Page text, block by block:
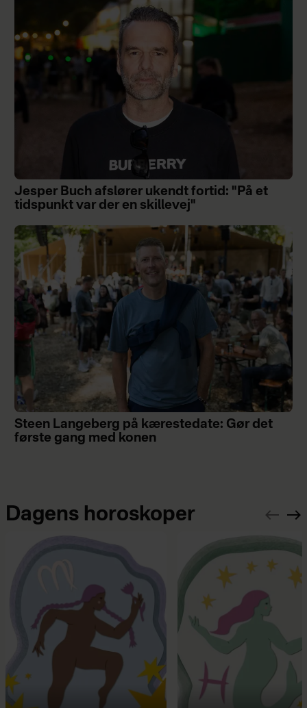
Jesper Buch afslører ukendt fortid: "På et
tidspunkt var der en skillevej"
Steen Langeberg på kærestedate: Gør det
første gang med konen
Dagens horoskoper